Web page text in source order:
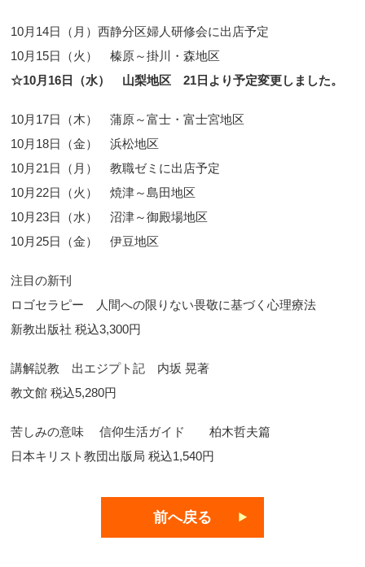
10月14日（月）西静分区婦人研修会に出店予定
10月15日（火） 榛原～掛川・森地区
☆10月16日（水） 山梨地区 21日より予定変更しました。
10月17日（木） 蒲原～富士・富士宮地区
10月18日（金） 浜松地区
10月21日（月） 教職ゼミに出店予定
10月22日（火） 焼津～島田地区
10月23日（水） 沼津～御殿場地区
10月25日（金） 伊豆地区
注目の新刊
ロゴセラピー 人間への限りない畏敬に基づく心理療法
新教出版社 税込3,300円
講解説教 出エジプト記 内坂 晃著
教文館 税込5,280円
苦しみの意味 信仰生活ガイド 柏木哲夫篇
日本キリスト教団出版局 税込1,540円
前へ戻る